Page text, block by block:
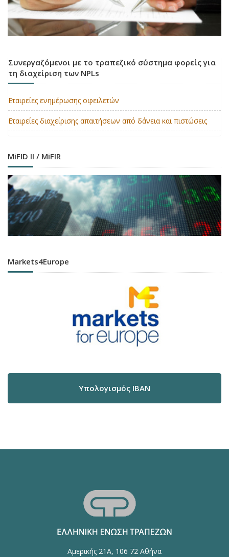
Συνεργαζόμενοι με το τραπεζικό σύστημα φορείς για
τη διαχείριση των NPLs
Εταιρείες ενημέρωσης οφειλετών
Εταιρείες διαχείρισης απαιτήσεων από δάνεια και πιστώσεις
MiFID II / MiFIR
Markets4Europe
Υπολογισμός IBAN
Αμερικής 21Α, 106 72 Αθήνα